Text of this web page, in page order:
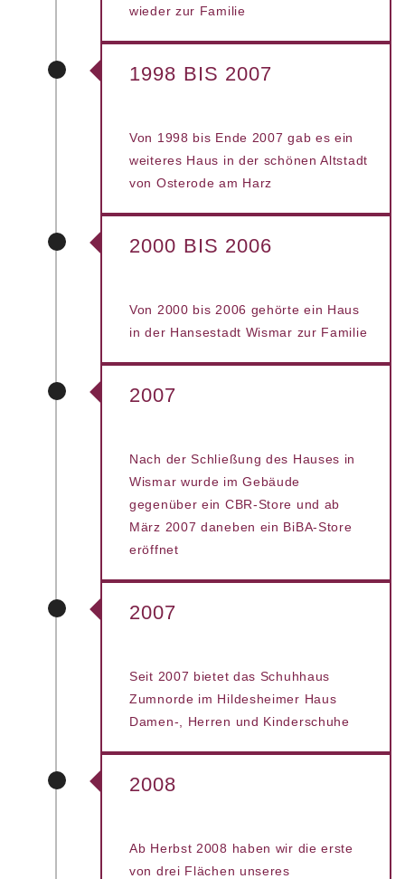
wieder zur Familie
1998 BIS 2007
Von 1998 bis Ende 2007 gab es ein
weiteres Haus in der schönen Altstadt
von Osterode am Harz
2000 BIS 2006
Von 2000 bis 2006 gehörte ein Haus
in der Hansestadt Wismar zur Familie
2007
Nach der Schließung des Hauses in
Wismar wurde im Gebäude
gegenüber ein CBR-Store und ab
März 2007 daneben ein BiBA-Store
eröffnet
2007
Seit 2007 bietet das Schuhhaus
Zumnorde im Hildesheimer Haus
Damen-, Herren und Kinderschuhe
2008
Ab Herbst 2008 haben wir die erste
von drei Flächen unseres